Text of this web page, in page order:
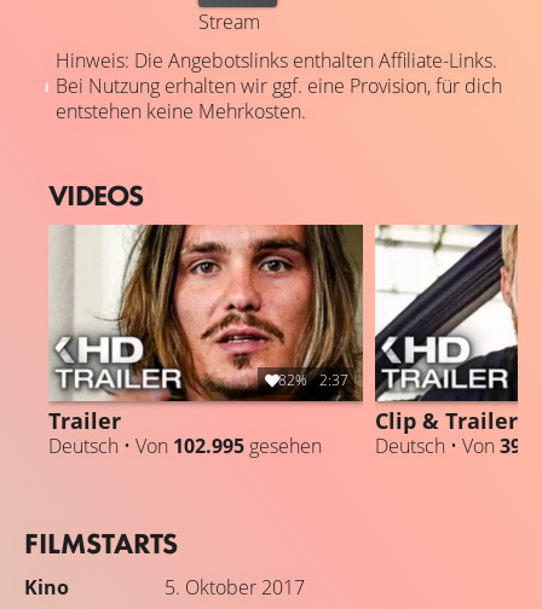
Stream
Hinweis: Die Angebotslinks enthalten Affiliate-Links.
Bei Nutzung erhalten wir ggf. eine Provision, für dich
entstehen keine Mehrkosten.
VIDEOS
82% 2:37
Trailer
Deutsch • Von 102.995 gesehen
Clip & Trailer
Deutsch • Von
FILMSTARTS
Kino 5. Oktober 2017